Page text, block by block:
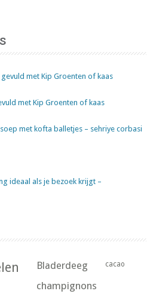
met Kip Groenten of kaas
met Kip Groenten of kaas
met kofta balletjes – sehriye corbasi
ideaal als je bezoek krijgt –
Bladerdeeg cacao
champignons